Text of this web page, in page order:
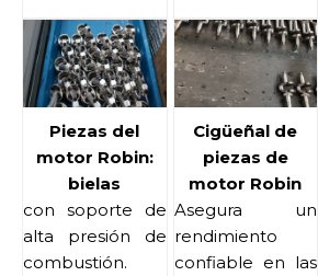
Piezas del
motor Robin:
bielas
con soporte de
alta presión de
combustión.
Cigüeñal de
piezas de
motor Robin
Asegura un
rendimiento
confiable en las